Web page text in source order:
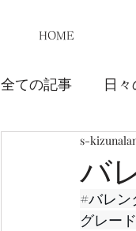
HOME
全ての記事 日
バ
s-
#バレン
グレー